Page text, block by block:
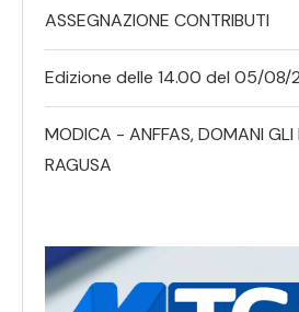
ASSEGNAZIONE CONTRIBUTI
Edizione delle 14.00 del 05/08/
MODICA - ANFFAS, DOMANI GLI
RAGUSA